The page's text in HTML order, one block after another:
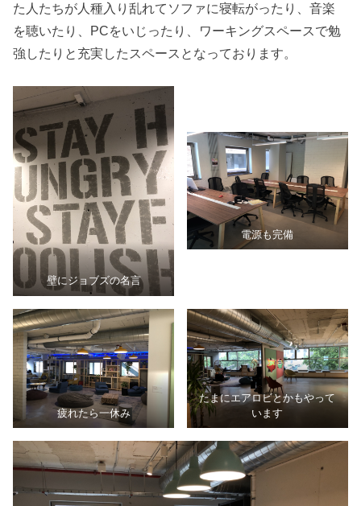
た人たちが人種入り乱れてソファに寝転がったり、音楽
を聴いたり、PCをいじったり、ワーキングスペースで勉
強したりと充実したスペースとなっております。
壁にジョブズの名言
電源も完備
疲れたら一休み
たまにエアロビとかもやって
います